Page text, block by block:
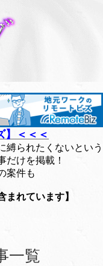
】＜＜＜
縛られたくないという
だけを掲載！
案件も
まれています】
一覧